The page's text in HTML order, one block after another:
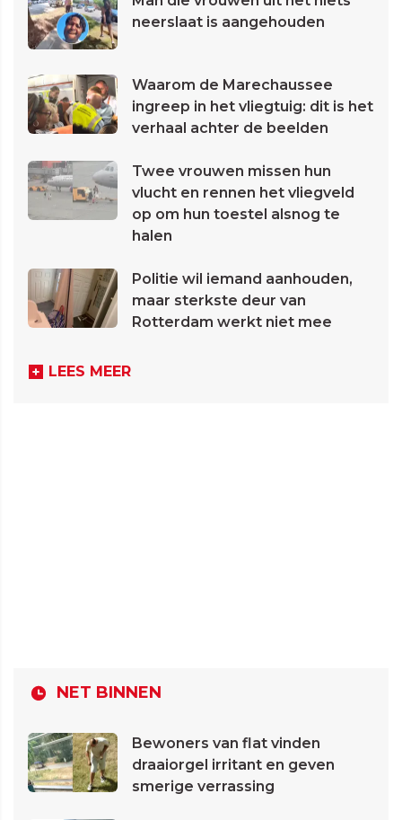
neerslaat is aangehouden
Waarom de Marechaussee
ingreep in het vliegtuig: dit is het
verhaal achter de beelden
Twee vrouwen missen hun
vlucht en rennen het vliegveld
op om hun toestel alsnog te
halen
Politie wil iemand aanhouden,
maar sterkste deur van
Rotterdam werkt niet mee
LEES MEER
NET BINNEN
Bewoners van flat vinden
draaiorgel irritant en geven
smerige verrassing